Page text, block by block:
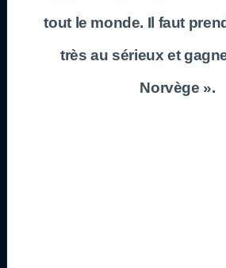
tout le monde. Il faut
très au sérieux et
Norvège ».